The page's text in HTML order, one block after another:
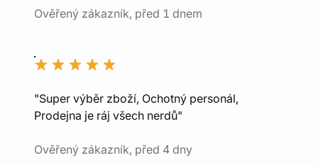
Ověřený zákazník, před 1 dnem
"Super výběr zboží, Ochotný personál,
Prodejna je ráj všech nerdů"
Ověřený zákazník, před 4 dny